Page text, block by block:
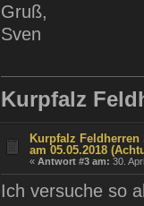
Gruß,
Sven
Kurpfalz
Kurpfalz
am 05.05.2018
«Antwort #3 am: 30.
Ich versuche so